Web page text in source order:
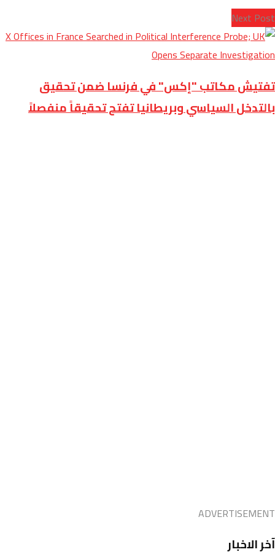
Next Post
تفتيش مكاتب "إكس" في فرنسا ضمن تحقيق
بالتدخل السياسي وبريطانيا تفتح تحقيقاً منفصلاً
ADVERTISEMENT
آخر الاخبار